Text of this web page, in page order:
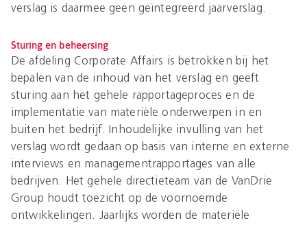
verslag is daarmee geen geïntegreerd jaarverslag.
Sturing en beheersing
De afdeling Corporate Affairs is betrokken bij het
bepalen van de inhoud van het verslag en geeft
sturing aan het gehele rapportageproces en de
implementatie van materiële onderwerpen in en
buiten het bedrijf. Inhoudelijke invulling van het
verslag wordt gedaan op basis van interne en externe
interviews en managementrapportages van alle
bedrijven. Het gehele directieteam van de VanDrie
Group houdt toezicht op de voornoemde
ontwikkelingen. Jaarlijks worden de materiële